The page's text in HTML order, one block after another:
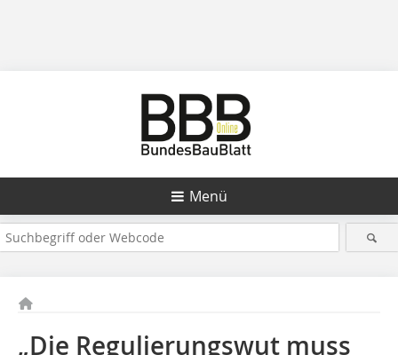
Menü
„Die Regulierungswut muss